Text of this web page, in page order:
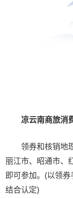
凉云南商旅消
领券和核销地
丽江市、昭通市、
即可参加。(以领
结合认定)